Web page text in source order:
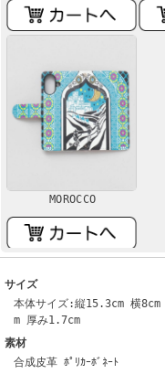
MOROCCO
サイズ
本体サイズ:縦15.3cm 横
m 厚み1.7cm
素材
合成皮革 ﾎﾟﾘｶｰﾎﾞﾈｰﾄ